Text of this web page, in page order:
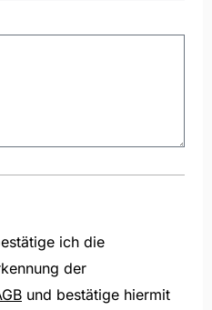
ich die
der
und bestätige hiermit